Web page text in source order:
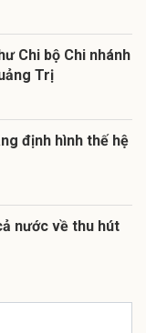
Chi bộ Chi nhánh
Trị
định hình thế hệ
nước về thu hút